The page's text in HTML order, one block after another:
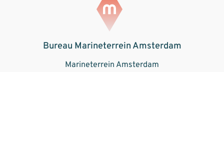
Bureau Marineterrein Amsterdam
Marineterrein Amsterdam